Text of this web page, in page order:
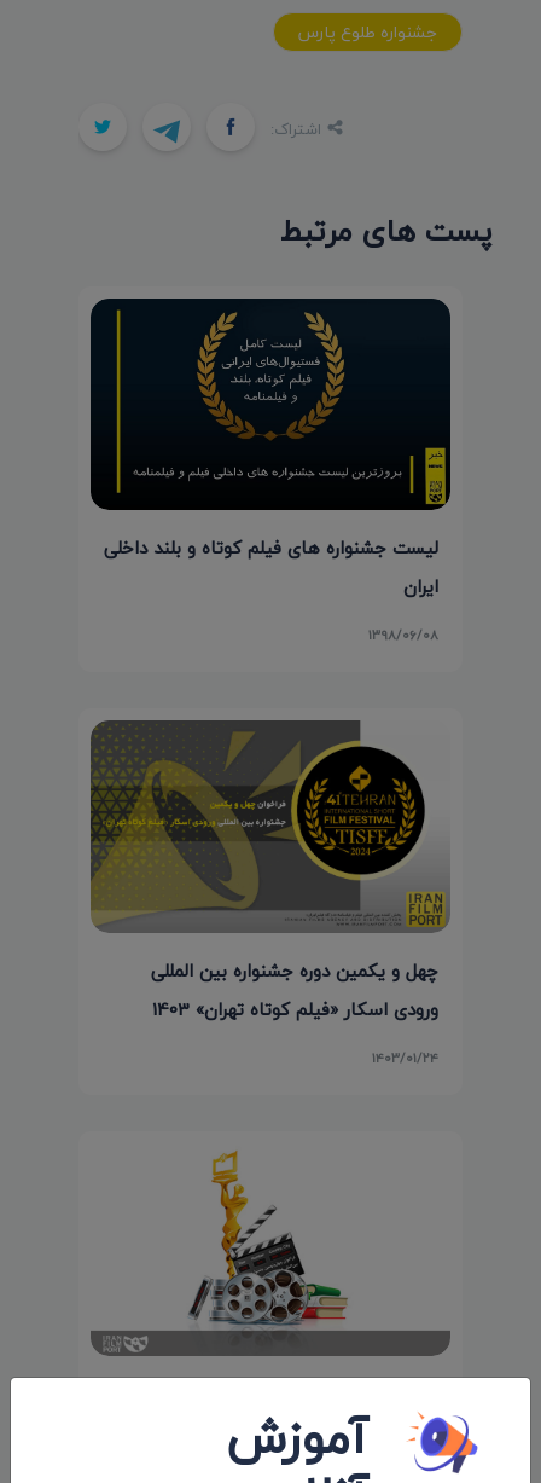
جشنواره طلوع پارس
اشتراک:
پست های مرتبط
لیست جشنواره های فیلم کوتاه و بلند داخلی
ایران
۱۳۹۸/۰۶/۰۸
چهل و یکمین دوره جشنواره بین المللی
ورودی اسکار «فیلم کوتاه تهران» 1403
۱۴۰۳/۰۱/۲۴
المللی فیلم «رشد»آموزش